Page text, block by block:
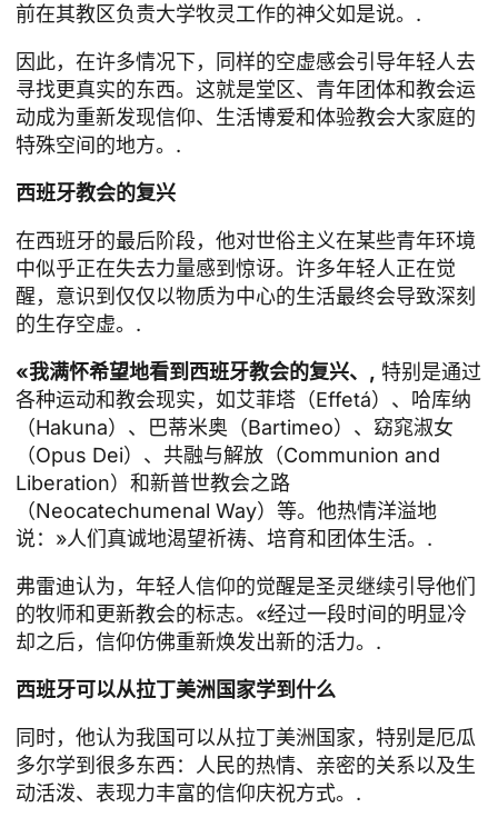
前在其教区负责大学牧灵工作的神父如是说。.
因此，在许多情况下，同样的空虚感会引导年轻人去
寻找更真实的东西。这就是堂区、青年团体和教会运
动成为重新发现信仰、生活博爱和体验教会大家庭的
特殊空间的地方。.
西班牙教会的复兴
在西班牙的最后阶段，他对世俗主义在某些青年环境
中似乎正在失去力量感到惊讶。许多年轻人正在觉
醒，意识到仅仅以物质为中心的生活最终会导致深刻
的生存空虚。.
«我满怀希望地看到西班牙教会的复兴、, 特别是通过
各种运动和教会现实，如艾菲塔（Effetá）、哈库纳
（Hakuna）、巴蒂米奥（Bartimeo）、窈窕淑女
（Opus Dei）、共融与解放（Communion and
Liberation）和新普世教会之路
（Neocatechumenal Way）等。他热情洋溢地
说：»人们真诚地渴望祈祷、培育和团体生活。.
弗雷迪认为，年轻人信仰的觉醒是圣灵继续引导他们
的牧师和更新教会的标志。«经过一段时间的明显冷
却之后，信仰仿佛重新焕发出新的活力。.
西班牙可以从拉丁美洲国家学到什么
同时，他认为我国可以从拉丁美洲国家，特别是厄瓜
多尔学到很多东西：人民的热情、亲密的关系以及生
动活泼、表现力丰富的信仰庆祝方式。.